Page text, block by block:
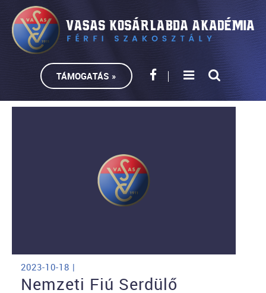
TÁMOGATÁS »
2023-10-18 |
Nemzeti Fiú Serdülő